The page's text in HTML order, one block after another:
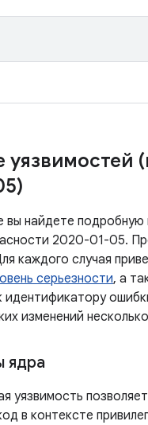
уязвимостей
вы найдете подробную
2020-01-05.
каждого случая
серьезности, а
изменений
ядра
уязвимость
в контексте